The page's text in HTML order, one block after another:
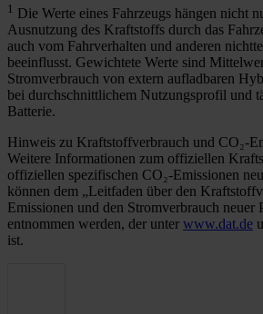
1 Die Werte eines Fahrzeugs hängen nicht
Ausnutzung des Kraftstoffs durch das
auch vom Fahrverhalten und anderen
beeinflusst. Gewichtete Werte sind
Stromverbrauch von extern aufladbaren
bei durchschnittlichem Nutzungsprofil und
Batterie.
Hinweis zu Kraftstoffverbrauch und CO₂-
Weitere Informationen zum offiziellen
offiziellen spezifischen CO₂-Emissionen
können dem „Leitfaden über den
Emissionen und den Stromverbrauch neuer
entnommen werden, der unter www.dat.de
ist.